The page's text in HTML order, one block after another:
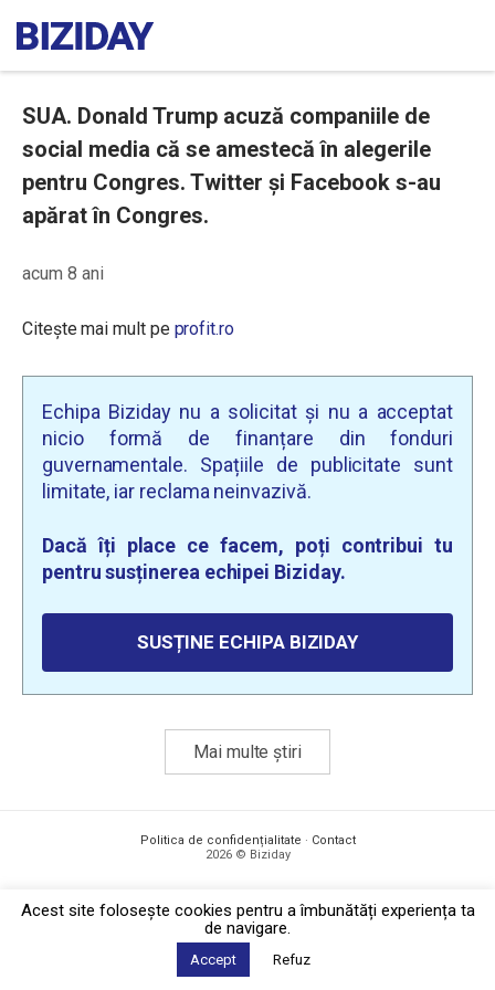
SUA. Donald Trump acuză companiile de
social media că se amestecă în alegerile
pentru Congres. Twitter și Facebook s-au
apărat în Congres.
acum 8 ani
Citește mai mult pe profit.ro
Echipa Biziday nu a solicitat și nu a acceptat
nicio formă de finanțare din fonduri
guvernamentale. Spațiile de publicitate sunt
limitate, iar reclama neinvazivă.
Dacă îți place ce facem, poți contribui tu
pentru susținerea echipei Biziday.
SUSȚINE ECHIPA BIZIDAY
Mai multe știri
Politica de confidențialitate · Contact
2026 © Biziday
Acest site foloseşte cookies pentru a îmbunătăți experiența ta
de navigare.
Accept Refuz